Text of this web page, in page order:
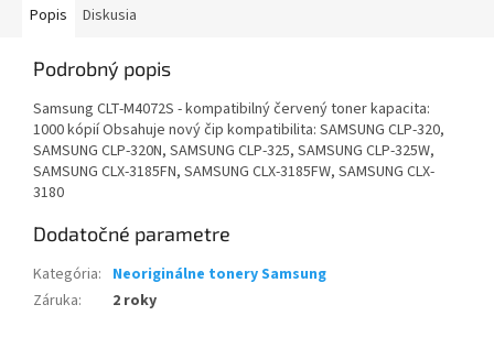
Popis Diskusia
Podrobný popis
Samsung CLT-M4072S - kompatibilný červený toner kapacita:
1000 kópií Obsahuje nový čip kompatibilita: SAMSUNG CLP-320,
SAMSUNG CLP-320N, SAMSUNG CLP-325, SAMSUNG CLP-325W,
SAMSUNG CLX-3185FN, SAMSUNG CLX-3185FW, SAMSUNG CLX-
3180
Dodatočné parametre
Kategória: Neoriginálne tonery Samsung
Záruka: 2 roky